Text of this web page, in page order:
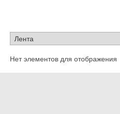
Нет элементов для отображения